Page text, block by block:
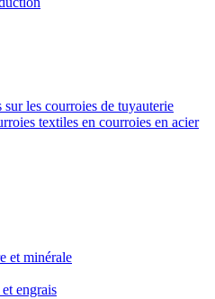
les courroies de tuyauterie
textiles en courroies en acier
et minérale
engrais